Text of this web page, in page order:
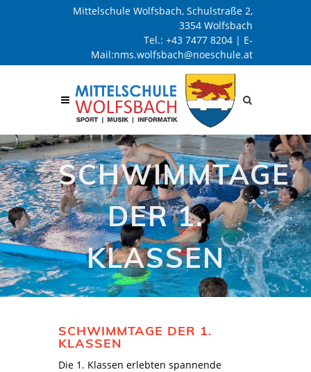
Mittelschule Wolfsbach, Schulstraße 2,
3354 Wolfsbach
Tel.: +43 7477 8204 | E-
Mail:nms.wolfsbach@noeschule.at
Site
SCHWIMMTAGE
DER 1.
KLASSEN
SCHWIMMTAGE DER 1.
KLASSEN
Die 1. Klassen erlebten spannende